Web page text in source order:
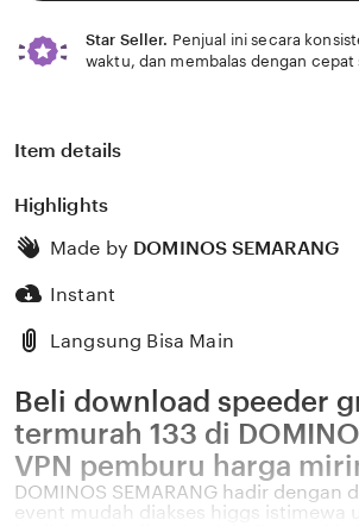
Star Seller. Penjual ini secara
waktu, dan membalas dengan
Item details
Highlights
Made by DOMINOS SEMARANG
Instant
Langsung Bisa Main
Beli download speeder
termurah 133 di
VPN pemburu harga
DOMINOS SEMARANG hadir
event mudah diakses higgs